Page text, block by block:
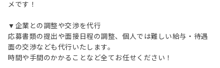
メです！
▼企業との調整や交渉を代行
応募書類の提出や面接日程の調整、個人では難しい給与・待遇
面の交渉なども代行いたします。
時間や手間のかかることなど全てお任せください！